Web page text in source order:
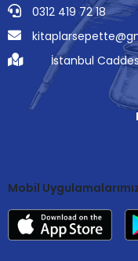
0312 419 72 18
İstanbul
Mobil